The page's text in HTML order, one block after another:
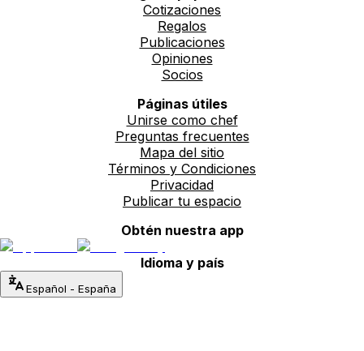
Cotizaciones
Regalos
Publicaciones
Opiniones
Socios
Páginas útiles
Unirse como chef
Preguntas frecuentes
Mapa del sitio
Términos y Condiciones
Privacidad
Publicar tu espacio
Obtén nuestra app
Idioma y país
Español - España